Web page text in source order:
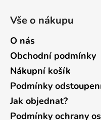
Vše o nákupu
O nás
Obchodní podmínky
Nákupní košík
Podmínky
Jak objednat?
Podmínky ochrany